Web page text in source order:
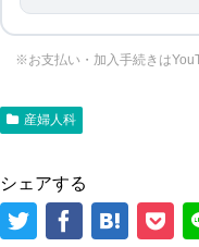
※お支払い・加入手続きは
産婦人科
シェアする